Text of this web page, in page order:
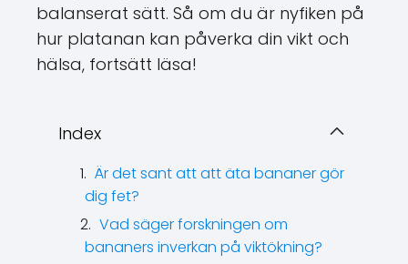
balanserat sätt. Så om du är nyfiken på
hur platanan kan påverka din vikt och
hälsa, fortsätt läsa!
Index
Är det sant att att äta bananer gör
dig fet?
Vad säger forskningen om
bananers inverkan på viktökning?